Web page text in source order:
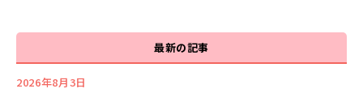
最新の記事
2026年8月3日